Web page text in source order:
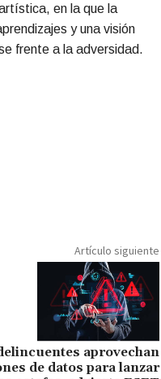
en la que la
y una visión
frente a la adversidad.
Artículo siguiente
aprovechan
de datos para lanzar